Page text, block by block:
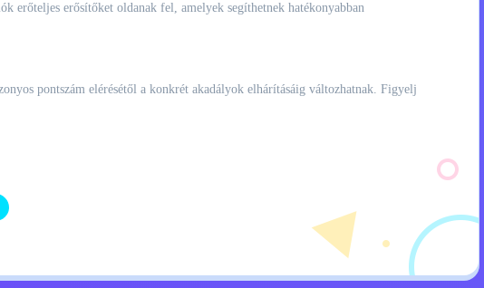
erőteljes erősítőket oldanak fel, amelyek segíthetnek hatékonyabban
pontszám elérésétől a konkrét akadályok elhárításáig változhatnak. Figyelj